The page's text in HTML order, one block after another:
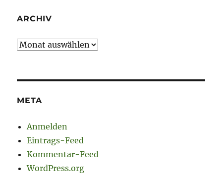
ARCHIV
Archiv
META
Anmelden
Eintrags-Feed
Kommentar-Feed
WordPress.org